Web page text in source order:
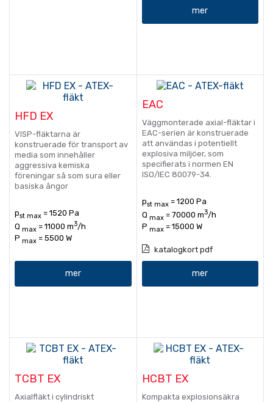
mer
HFD EX
VISP-fläktarna är
konstruerade för transport av
media som innehåller
aggressiva kemiska
föreningar så som sura eller
basiska ångor
pst max = 1520 Pa
Q max = 11000 m3/h
P max = 5500 W
mer
EAC
Väggmonterade axial-fläktar i
EAC-serien är konstruerade
att användas i potentiellt
explosiva miljöer, som
specifierats i normen EN
ISO/IEC 80079-34.
pst max= 1200 Pa
Q max= 70000 m3/h
P max= 15000 W
katalogkort pdf
mer
TCBT EX
Axialfläkt i cylindriskt
HCBT EX
Kompakta explosionsäkra